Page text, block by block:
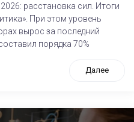
расстановка сил. Итоги
При этом уровень
вырос за последний
порядка 70%
Далее